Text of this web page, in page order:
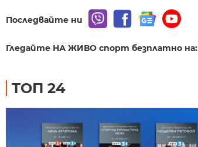
Последвайте ни
Гледайте НА ЖИВО спорт безплатно на:
ТОП 24